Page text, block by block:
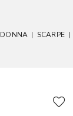
DONNA | SCARPE |